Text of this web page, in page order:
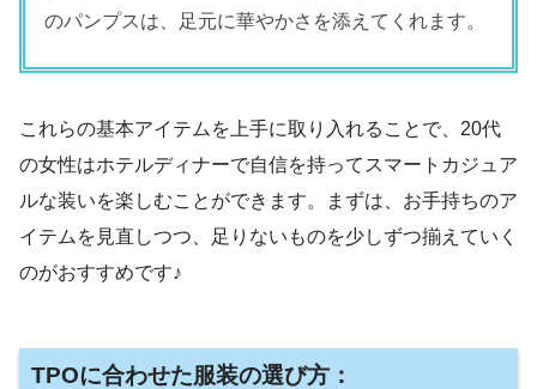
のパンプスは、足元に華やかさを添えてくれます。
これらの基本アイテムを上手に取り入れることで、20代
の女性はホテルディナーで自信を持ってスマートカジュア
ルな装いを楽しむことができます。まずは、お手持ちのア
イテムを見直しつつ、足りないものを少しずつ揃えていく
のがおすすめです♪
TPOに合わせた服装の選び方：